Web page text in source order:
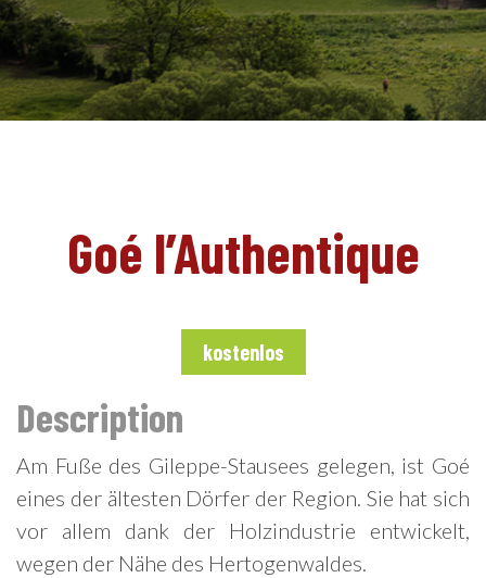
Goé l’Authentique
kostenlos
Description
Am Fuße des Gileppe-Stausees gelegen, ist Goé
eines der ältesten Dörfer der Region. Sie hat sich
vor allem dank der Holzindustrie entwickelt,
wegen der Nähe des Hertogenwaldes.